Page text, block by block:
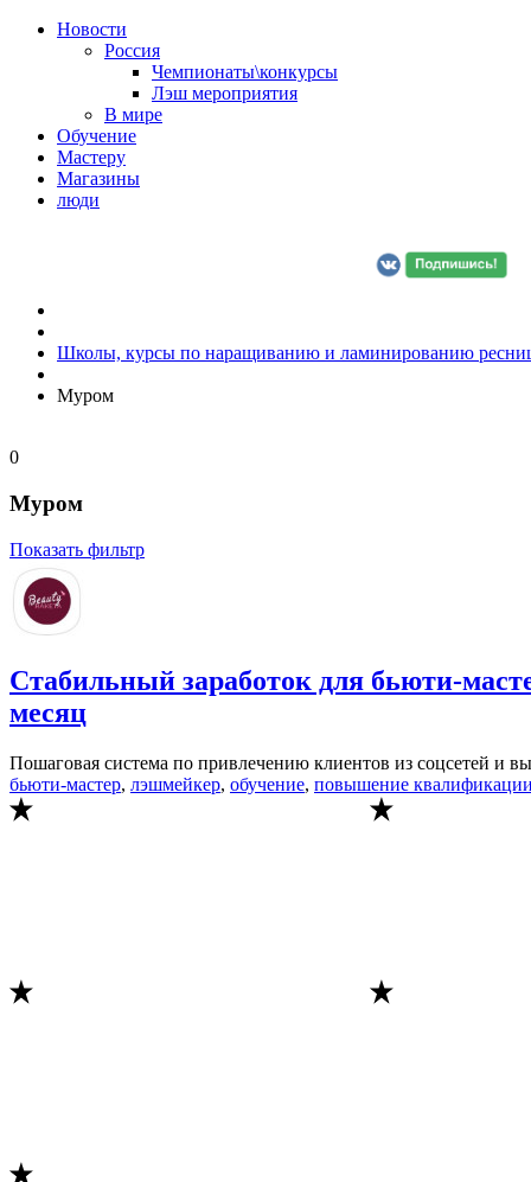
Новости
Россия
Чемпионаты\конкурсы
Лэш мероприятия
В мире
Обучение
Мастеру
Магазины
люди
Школы, курсы по наращиванию и ламинированию
Муром
0
Муром
Показать фильтр
Стабильный заработок для бьюти-
месяц
Пошаговая система по привлечению клиентов из соцсетей и
бьюти-мастер, лэшмейкер, обучение, повышение